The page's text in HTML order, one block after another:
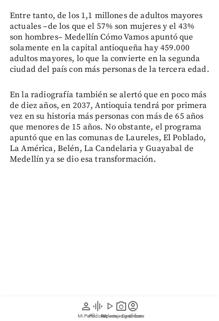
person
Mi Perfil
graphic_eq
Pódcast
play_arrow
Videos
photo_camera
Reportajes gráficos
account_circle
Suscríbete
Entre tanto, de los 1,1 millones de adultos mayores
actuales –de los que el 57% son mujeres y el 43%
son hombres– Medellín Cómo Vamos apuntó que
solamente en la capital antioqueña hay 459.000
adultos mayores, lo que la convierte en la segunda
ciudad del país con más personas de la tercera edad.
En la radiografía también se alertó que en poco más
de diez años, en 2037, Antioquia tendrá por primera
vez en su historia más personas con más de 65 años
que menores de 15 años. No obstante, el programa
apuntó que en las comunas de Laureles, El Poblado,
La América, Belén, La Candelaria y Guayabal de
Medellín ya se dio esa transformación.